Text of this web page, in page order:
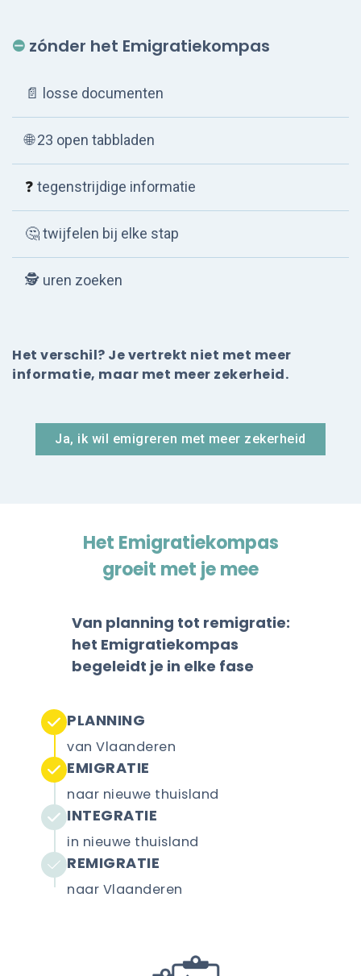
⛔ zónder het Emigratiekompas
📄 losse documenten
🌐23 open tabbladen
❓ tegenstrijdige informatie
🤔 twijfelen bij elke stap
🕵 uren zoeken
Het verschil? Je vertrekt niet met meer
informatie, maar met meer zekerheid.
Ja, ik wil emigreren met meer zekerheid
Het Emigratiekompas
groeit met je mee
Van planning tot remigratie:
het Emigratiekompas
begeleidt je in elke fase
PLANNING
van Vlaanderen
EMIGRATIE
naar nieuwe thuisland
INTEGRATIE
in nieuwe thuisland
REMIGRATIE
naar Vlaanderen